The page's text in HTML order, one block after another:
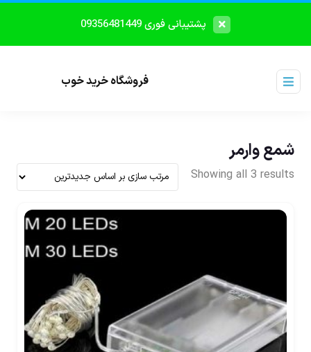
پشتیبانی فوری 09356481449
فروشگاه خرید خوب
شمع وارمر
Showing all 3 results